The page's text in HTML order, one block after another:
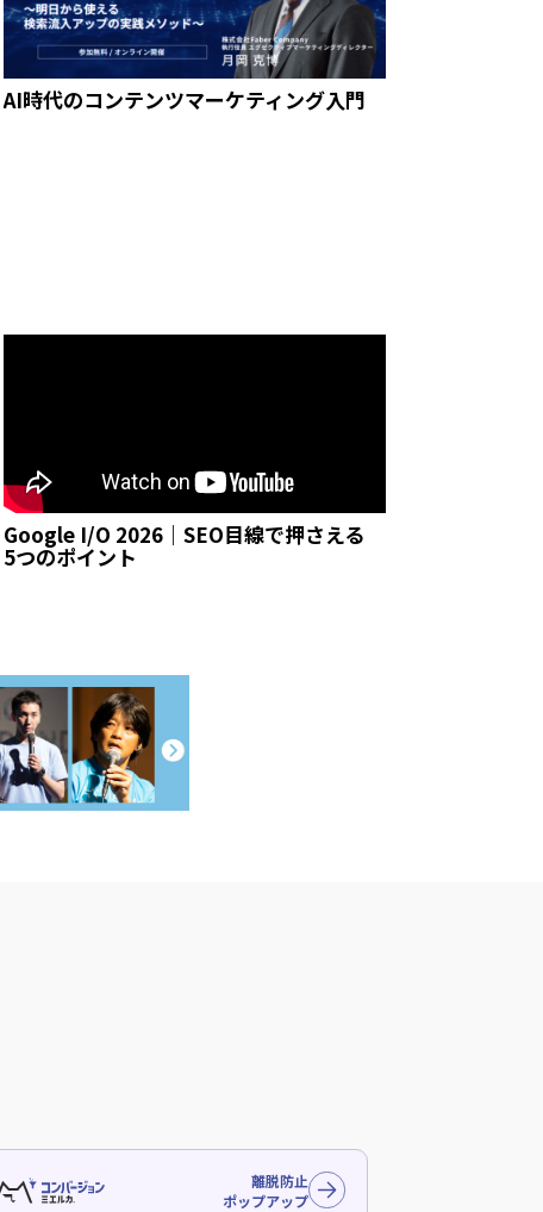
AI時代のコンテンツマーケティング入門
Google I/O 2026｜SEO目線で押さえる
5つのポイント
離脱防止
ポップアップ